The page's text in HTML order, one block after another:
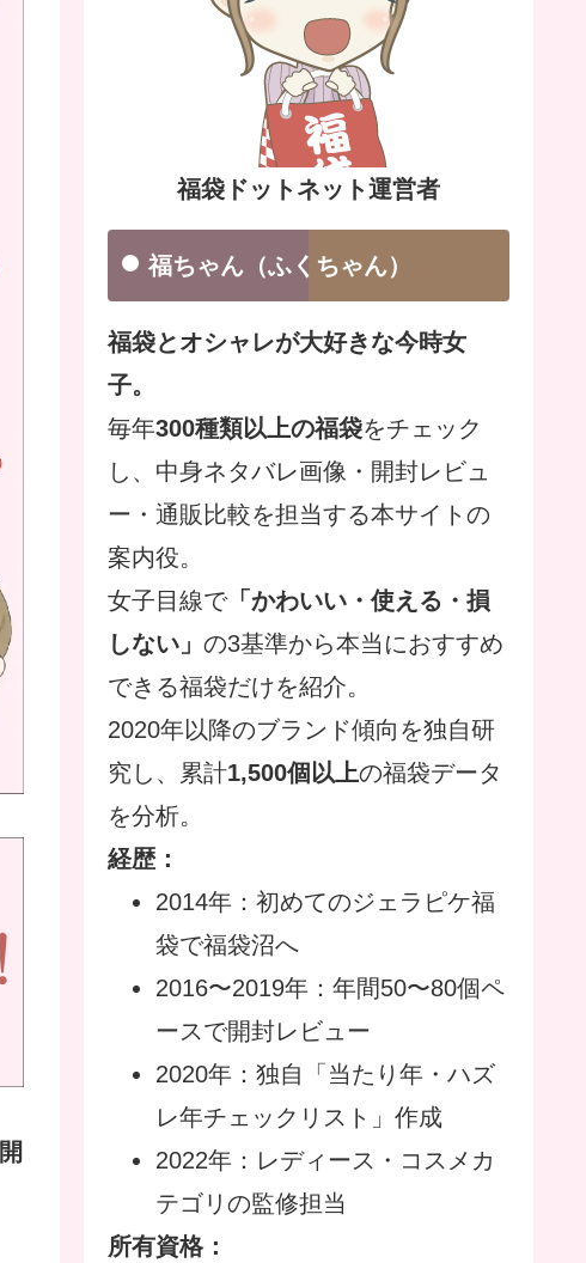
開
福袋ドットネット運営者
福ちゃん（ふくちゃん）
福袋とオシャレが大好きな今時女
子。
毎年300種類以上の福袋をチェック
し、中身ネタバレ画像・開封レビュ
ー・通販比較を担当する本サイトの
案内役。
女子目線で「かわいい・使える・損
しない」 の3基準から本当におすすめ
できる福袋だけを紹介。
2020年以降のブランド傾向を独自研
究し、累計1,500個以上の福袋データ
を分析。
経歴：
2014年：初めてのジェラピケ福
袋で福袋沼へ
2016〜2019年：年間50〜80個ペ
ースで開封レビュー
2020年：独自「当たり年・ハズ
レ年チェックリスト」作成
2022年：レディース・コスメカ
テゴリの監修担当
所有資格：